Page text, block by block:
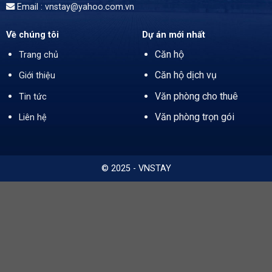
Email : vnstay@yahoo.com.vn
Về chúng tôi
Trang chủ
Giới thiệu
Tin tức
Liên hệ
Dự án mới nhất
Căn hộ
Căn hộ dịch vụ
Văn phòng cho thuê
Văn phòng trọn gói
© 2025 - VNSTAY